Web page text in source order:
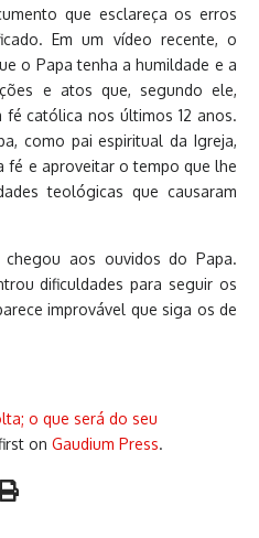
que esclareça os erros
Em um vídeo recente, o
o Papa tenha a humildade e a
e atos que, segundo ele,
fé católica nos últimos 12 anos.
como pai espiritual da Igreja,
fé e aproveitar o tempo que lhe
teológicas que causaram
aos ouvidos do Papa.
dificuldades para seguir os
improvável que siga os de
o que será do seu
on Gaudium Press.